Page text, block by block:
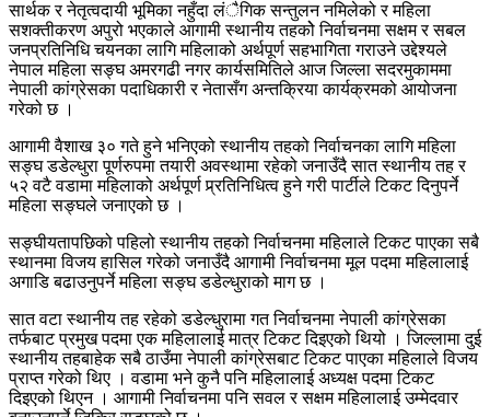
सार्थक र नेतृत्वदायी भूमिका नहुँदा लंैगिक सन्तुलन नमिलेको र महिला
सशक्तीकरण अपुरो भएकाले आगामी स्थानीय तहकोे निर्वाचनमा सक्षम र सबल
जनप्रतिनिधि चयनका लागि महिलाको अर्थपूर्ण सहभागिता गराउने उद्देश्यले
नेपाल महिला सङ्घ अमरगढी नगर कार्यसमितिले आज जिल्ला सदरमुकाममा
नेपाली कांग्रेसका पदाधिकारी र नेतासँग अन्तक्रिया कार्यक्रमको आयोजना
गरेको छ ।
आगामी वैशाख ३० गते हुने भनिएको स्थानीय तहको निर्वाचनका लागि महिला
सङ्घ डडेल्धुरा पूर्णरुपमा तयारी अवस्थामा रहेको जनाउँदै सात स्थानीय तह र
५२ वटै वडामा महिलाको अर्थपूर्ण प्र्रतिनिधित्व हुने गरी पार्टीले टिकट दिनुपर्ने
महिला सङ्घले जनाएको छ ।
सङ्घीयतापछिको पहिलो स्थानीय तहको निर्वाचनमा महिलाले टिकट पाएका सबै
स्थानमा विजय हासिल गरेको जनाउँदै आगामी निर्वाचनमा मूल पदमा महिलालाई
अगाडि बढाउनुपर्ने महिला सङ्घ डडेल्धुराको माग छ ।
सात वटा स्थानीय तह रहेको डडेल्धुरामा गत निर्वाचनमा नेपाली कांग्रेसका
तर्फबाट प्रमुख पदमा एक महिलालाई मात्र टिकट दिइएको थियो । जिल्लामा दुई
स्थानीय तहबाहेक सबै ठाउँमा नेपाली कांग्रेसबाट टिकट पाएका महिलाले विजय
प्राप्त गरेको थिए । वडामा भने कुनै पनि महिलालाई अध्यक्ष पदमा टिकट
दिइएको थिएन । आगामी निर्वाचनमा पनि सवल र सक्षम महिलालाई उम्मेदवार